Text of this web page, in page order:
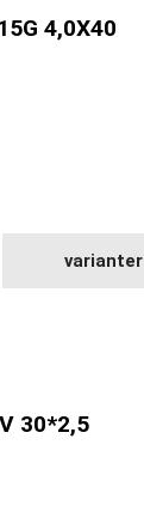
4,0X40
varianter
30*2,5